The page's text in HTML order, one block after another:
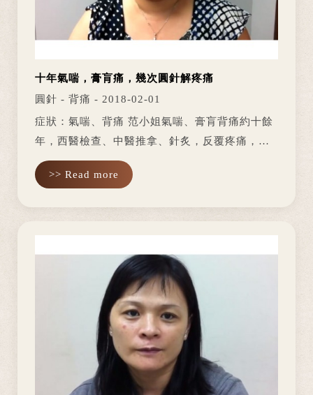
十年氣喘，膏肓痛，幾次圓針解疼痛
圓針 - 背痛 - 2018-02-01
症狀：氣喘、背痛 范小姐氣喘、膏肓背痛約十餘
年，西醫檢查、中醫推拿、針炙，反覆疼痛，甚
至氣候變化出現腫脹感疼痛，不見改善，查不出
原因。 經友人介紹，過來找朱凌永醫師以圓針治
>> Read more